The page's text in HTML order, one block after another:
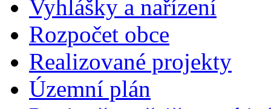
Vyhlášky a nařízení
Rozpočet obce
Realizované projekty
Územní plán